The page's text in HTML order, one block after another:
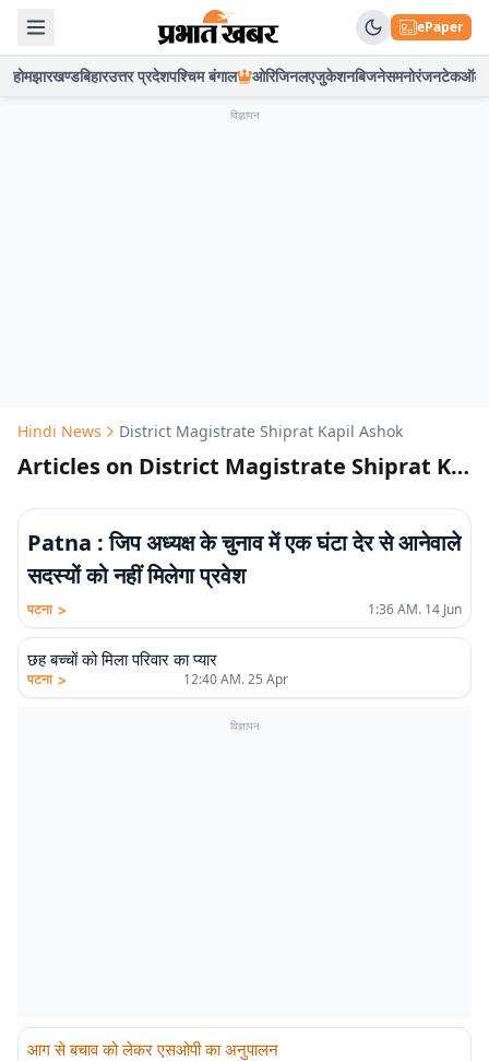
ePaper
होमझारखण्डबिहारउत्तर प्रदेशपश्चिम बंगाल ओरिजिनलएजुकेशनबिजनेसमनोरंजनटेकऑटो
विज्ञापन
Hindi News District Magistrate Shiprat Kapil Ashok
Articles on District Magistrate Shiprat Kapil Ashok
Patna : जिप अध्यक्ष के चुनाव में एक घंटा देर से आनेवाले
सदस्यों को नहीं मिलेगा प्रवेश
पटना > 1:36 AM. 14 Jun
छह बच्चों को मिला परिवार का प्यार
पटना > 12:40 AM. 25 Apr
विज्ञापन
आग से बचाव को लेकर एसओपी का अनुपालन